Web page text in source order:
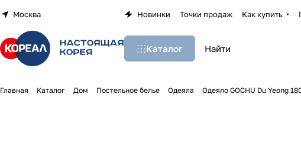
Москва Новинки Точки продаж Как купить
Каталог
Главная Каталог Дом Постельное белье Одеяла Одеяло GOCHU Du Yeong